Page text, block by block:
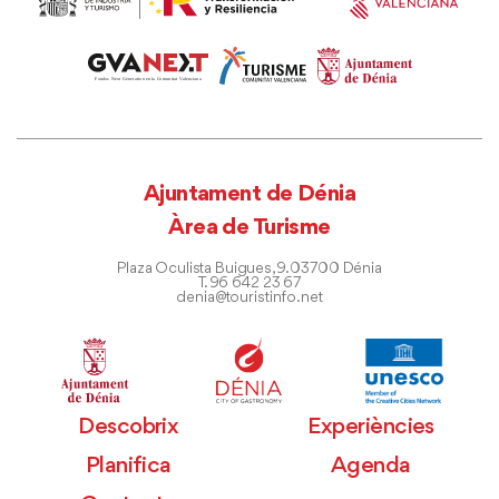
Ajuntament de Dénia
Àrea de Turisme
Plaza Oculista Buigues, 9. 03700 Dénia
T. 96 642 23 67
denia@touristinfo.net
Descobrix
Experiències
Planifica
Agenda